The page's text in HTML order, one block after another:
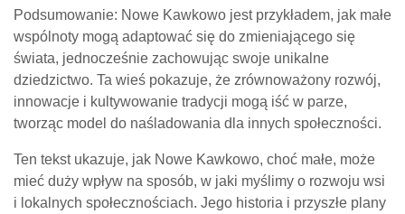
Podsumowanie: Nowe Kawkowo jest przykładem, jak małe
wspólnoty mogą adaptować się do zmieniającego się
świata, jednocześnie zachowując swoje unikalne
dziedzictwo. Ta wieś pokazuje, że zrównoważony rozwój,
innowacje i kultywowanie tradycji mogą iść w parze,
tworząc model do naśladowania dla innych społeczności.
Ten tekst ukazuje, jak Nowe Kawkowo, choć małe, może
mieć duży wpływ na sposób, w jaki myślimy o rozwoju wsi
i lokalnych społecznościach. Jego historia i przyszłe plany